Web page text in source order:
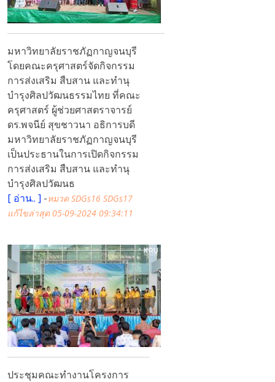
มหาวิทยาลัยราชภัฏกาญจนบุรี
โดยคณะครุศาสตร์จัดกิจกรรม
การส่งเสริม สืบสาน และทำนุ
บำรุงศิลปวัฒนธรรมไทย ที่คณะ
ครุศาสตร์ ผู้ช่วยศาสตราจารย์
ดร.พจนีย์ สุขชาวนา อธิการบดี
มหาวิทยาลัยราชภัฏกาญจนบุรี
เป็นประธานในการเปิดกิจกรรม
การส่งเสริม สืบสาน และทำนุ
บำรุงศิลปวัฒนธ
[ อ่าน.. ] -หมวด SDGs16 SDGs17
แก้ไขล่าสุด 05-09-2024 09:34:11
ประชุมคณะทำงานโครงการ